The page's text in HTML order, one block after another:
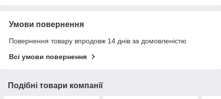
Умови повернення
Повернення товару впродовж 14 днів за домовленістю
Всі умови повернення
Подібні товари компанії